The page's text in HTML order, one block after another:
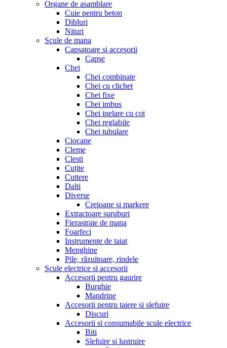
Organe de asamblare
Cuie pentru beton
Dibluri
Nituri
Scule de mana
Capsatoare si accesorii
Capse
Chei
Chei combinate
Chei cu clichet
Chei fixe
Chei imbus
Chei inelare cu cot
Chei reglabile
Chei tubulare
Ciocane
Cleme
Clesti
Cuțite
Cuttere
Dalti
Diverse
Creioane si markere
Extractoare suruburi
Fierastraie de mana
Foarfeci
Instrumente de taiat
Menghine
Pile, răzuitoare, rindele
Scule electrice si accesorii
Accesorii pentru gaurire
Burghie
Mandrine
Accesorii pentru taiere si slefuire
Discuri
Accesorii si consumabile scule electrice
Biti
Slefuire si lustruire